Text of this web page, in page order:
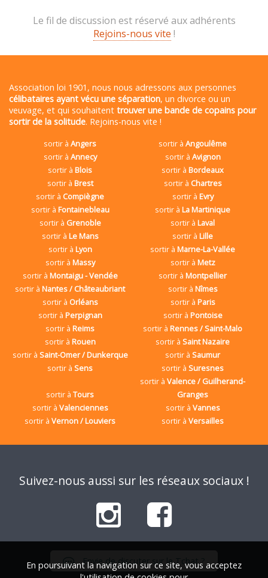
Le fil de discussion est réservé aux adhérents
Rejoins-nous vite !
Association loi 1901, nous nous adressons aux personnes
célibataires ayant vécu une séparation, un divorce ou un
veuvage, et qui souhaitent trouver une bande de copains pour
sortir de la solitude. Rejoins-nous vite !
sortir àAngers sortir àAngoulême
sortir à Annecy sortir à Avignon
sortir àBlois sortir àBordeaux
sortir à Brest sortir à Chartres
sortir à Compiègne sortir à Evry
sortir à Fontainebleau sortir àLa Martinique
sortir à Grenoble sortir àLaval
sortir à Le Mans sortir àLille
sortir à Lyon sortir àMarne-La-Vallée
sortir à Massy sortir à Metz
sortir à Montaigu - Vendée sortir àMontpellier
sortir àNantes / Châteaubriant sortir à Nîmes
sortir à Orléans sortir à Paris
sortir à Perpignan sortir à Pontoise
sortir àReims sortir àRennes / Saint-Malo
sortir à Rouen sortir àSaint Nazaire
sortir à Saint-Omer / Dunkerque sortir àSaumur
sortir àSens sortir àSuresnes
sortir àTours
sortir àValence / Guilherand-
Granges
sortir à Valenciennes sortir à Vannes
sortir àVernon / Louviers sortir àVersailles
Suivez-nous aussi sur les réseaux sociaux !
Envie de discuter sur le Tchat ?
En poursuivant la navigation sur ce site, vous acceptez